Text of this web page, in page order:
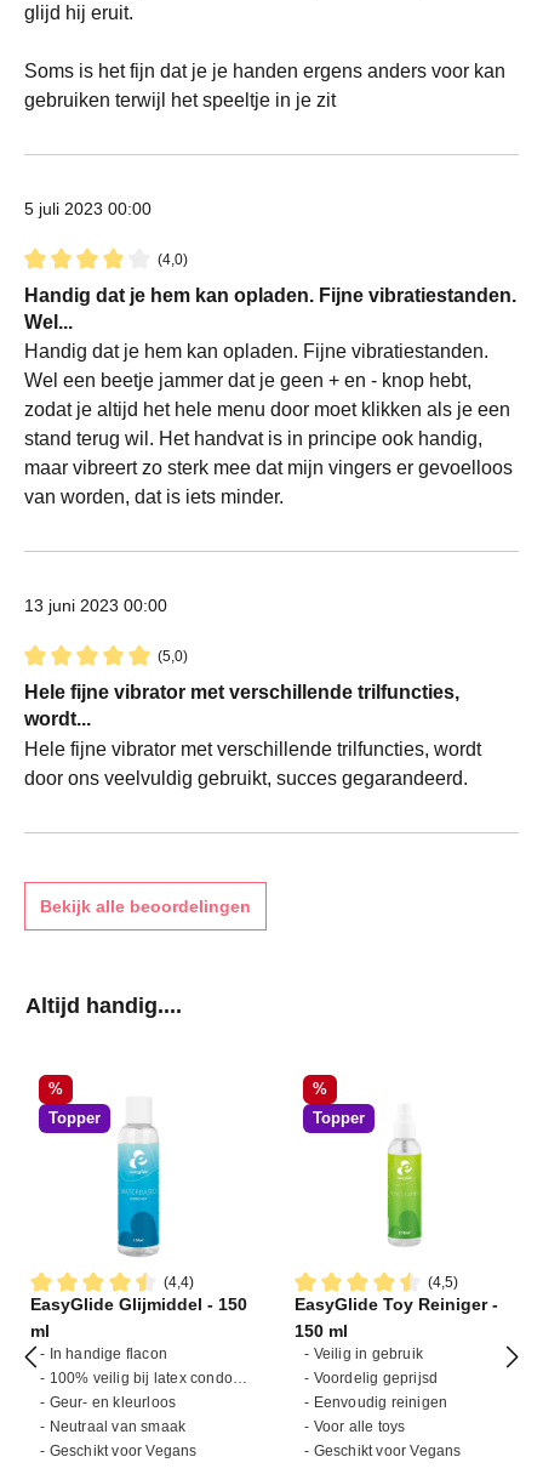
glijd hij eruit.
Soms is het fijn dat je je handen ergens anders voor kan
gebruiken terwijl het speeltje in je zit
5 juli 2023 00:00
(4,0)
Recensie met een waardering van 4 van de 5 sterren
Handig dat je hem kan opladen. Fijne vibratiestanden.
Wel...
Handig dat je hem kan opladen. Fijne vibratiestanden.
Wel een beetje jammer dat je geen + en - knop hebt,
zodat je altijd het hele menu door moet klikken als je een
stand terug wil. Het handvat is in principe ook handig,
maar vibreert zo sterk mee dat mijn vingers er gevoelloos
van worden, dat is iets minder.
13 juni 2023 00:00
(5,0)
Recensie met een waardering van 5 van de 5 sterren
Hele fijne vibrator met verschillende trilfuncties,
wordt...
Hele fijne vibrator met verschillende trilfuncties, wordt
door ons veelvuldig gebruikt, succes gegarandeerd.
Bekijk alle beoordelingen
Productgalerij overslaan
Altijd handig....
Korting
%
Topper
(4,4)
Gemiddelde waardering van 4.4 van 5 sterren
EasyGlide Glijmiddel - 150
ml
- In handige flacon
- 100% veilig bij latex condooms
- Geur- en kleurloos
- Neutraal van smaak
- Geschikt voor Vegans
Korting
%
Topper
(4,5)
Gemiddelde waardering van
EasyGlide Toy Reiniger -
150 ml
- Veilig in gebruik
- Voordelig geprijsd
- Eenvoudig reinigen
- Voor alle toys
- Geschikt voor Vegans